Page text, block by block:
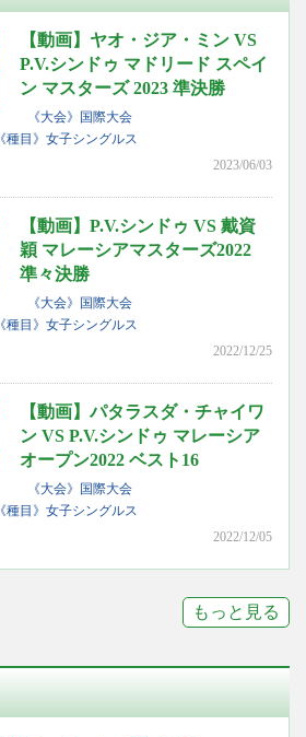
【動画】ヤオ・ジア・ミン VS
P.V.シンドゥ マドリード スペイ
ン マスターズ 2023 準決勝
《大会》国際大会
《種目》女子シングルス
2023/06/03
【動画】P.V.シンドゥ VS 戴資
穎 マレーシアマスターズ2022
準々決勝
《大会》国際大会
《種目》女子シングルス
2022/12/25
【動画】パタラスダ・チャイワ
ン VS P.V.シンドゥ マレーシア
オープン2022 ベスト16
《大会》国際大会
《種目》女子シングルス
2022/12/05
もっと見る